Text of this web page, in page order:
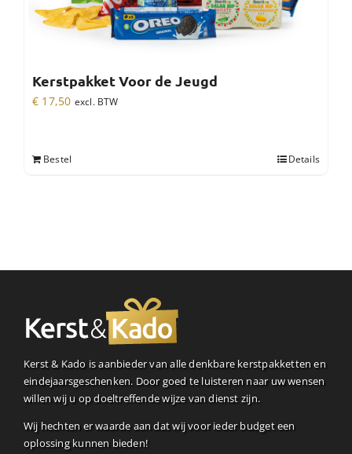
Kerstpakket Voor de Jeugd
€ 17,50 excl. BTW
Bestel Details
Kerst & Kado is aanbieder van alle denkbare kerstpakketten en
eindejaarsgeschenken. Door goed te luisteren naar uw wensen
willen wij u op doeltreffende wijze van dienst zijn.
Wij hechten er waarde aan dat wij voor ieder budget een
oplossing kunnen bieden!